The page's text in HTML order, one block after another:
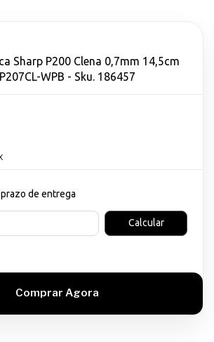
Sharp P200 Clena 0,7mm 14,5cm
WPB - Sku. 186457
de entrega
Calcular